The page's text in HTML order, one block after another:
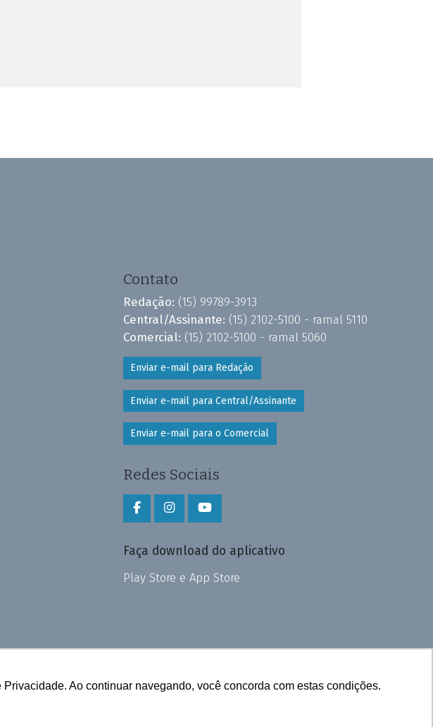
Ao continuar navegando, você concorda com estas condições.
Contato
Redação: (15) 99789-3913
Central/Assinante: (15) 2102-5100 - ramal 5110
Comercial: (15) 2102-5100 - ramal 5060
Enviar e-mail para Redação
Enviar e-mail para Central/Assinante
Enviar e-mail para o Comercial
Redes Sociais
Faça download do aplicativo
Play Store e App Store